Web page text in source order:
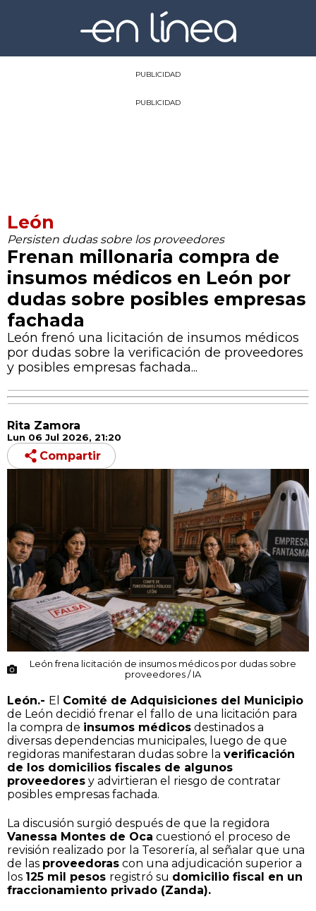
PUBLICIDAD
PUBLICIDAD
León
Persisten dudas sobre los proveedores
Frenan millonaria compra de
insumos médicos en León por
dudas sobre posibles empresas
fachada
León frenó una licitación de insumos médicos
por dudas sobre la verificación de proveedores
y posibles empresas fachada...
Rita Zamora
Lun 06 Jul 2026, 21:20
Compartir
León frena licitación de insumos médicos por dudas sobre
proveedores / IA
León.- El Comité de Adquisiciones del Municipio
de León decidió frenar el fallo de una licitación para
la compra de insumos médicos destinados a
diversas dependencias municipales, luego de que
regidoras manifestaran dudas sobre la verificación
de los domicilios fiscales de algunos
proveedores y advirtieran el riesgo de contratar
posibles empresas fachada.
La discusión surgió después de que la regidora
Vanessa Montes de Oca cuestionó el proceso de
revisión realizado por la Tesorería, al señalar que una
de las proveedoras con una adjudicación superior a
los 125 mil pesos registró su domicilio fiscal en un
fraccionamiento privado (Zanda).